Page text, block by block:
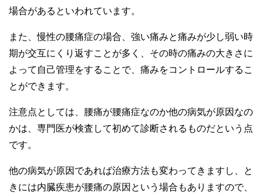
場合があるといわれています。
また、慢性の腰痛症の場合、強い痛みと痛みが少し弱い時
期が交互にくり返すことが多く、その時の痛みの大きさに
よって自己管理をすることで、痛みをコントロールするこ
とができます。
注意点としては、腰痛が腰痛症なのか他の病気が原因なの
かは、専門医が検査して初めて診断されるものだという点
です。
他の病気が原因であれば治療方法も変わってきますし、と
きには内臓疾患が腰痛の原因という場合もありますので、